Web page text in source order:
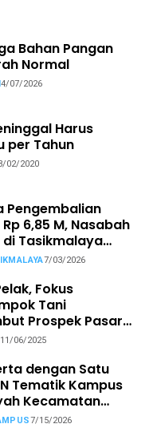
Bahan Pangan
Normal
4/07/2026
Harus
per Tahun
02/2020
Pengembalian
6,85 M, Nasabah
di Tasikmalaya
Hukum.
7/03/2026
Fokus
Tani
Prospek Pasar
11/06/2025
dengan Satu
Tematik Kampus
Kecamatan
7/15/2026